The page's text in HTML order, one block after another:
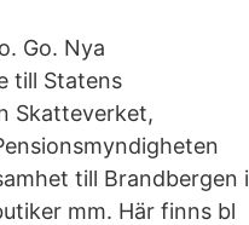
Go. Nya
till Statens
Skatteverket,
till Brandbergen i
mm. Här finns bl